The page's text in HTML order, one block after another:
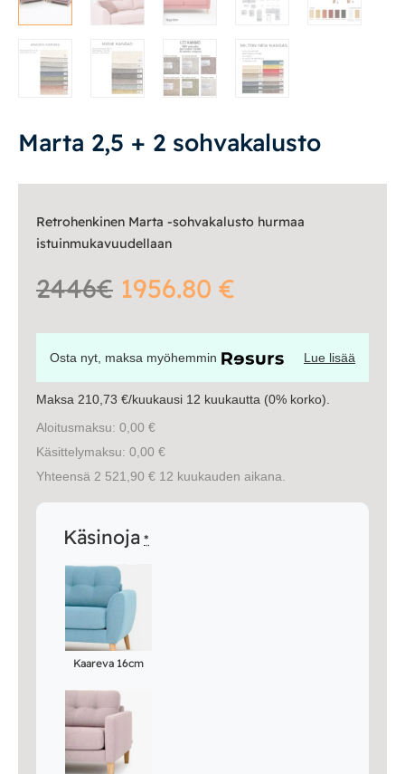
Työpöydät ja työtuolit
Matot
Ulkokalusteet
Valaisimet
Vuodesohvat
Senioreille
Oma tili|Yhteystiedot|Ostoskori
Marta 2,5 + 2 sohvakalusto
Retrohenkinen Marta -sohvakalusto hurmaa
istuinmukavuudellaan
2446€ 1956.80 €
Osta nyt, maksa myöhemmin Lue lisää
Maksa 210,73 €/kuukausi 12 kuukautta (0% korko).
Aloitusmaksu: 0,00 €
Käsittelymaksu: 0,00 €
Yhteensä 2 521,90 € 12 kuukauden aikana.
Käsinoja *
Kaareva 16cm